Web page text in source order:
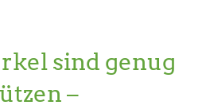
sind genug
–